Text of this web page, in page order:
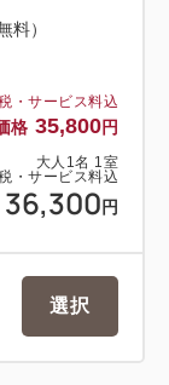
・サービス料込
格 35,800円
大人 1 名 1 室
・サービス料込
36,300 円
料）
選択